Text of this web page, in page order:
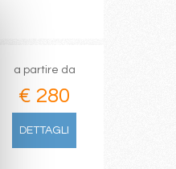
a partire da
€ 280
DETTAGLI